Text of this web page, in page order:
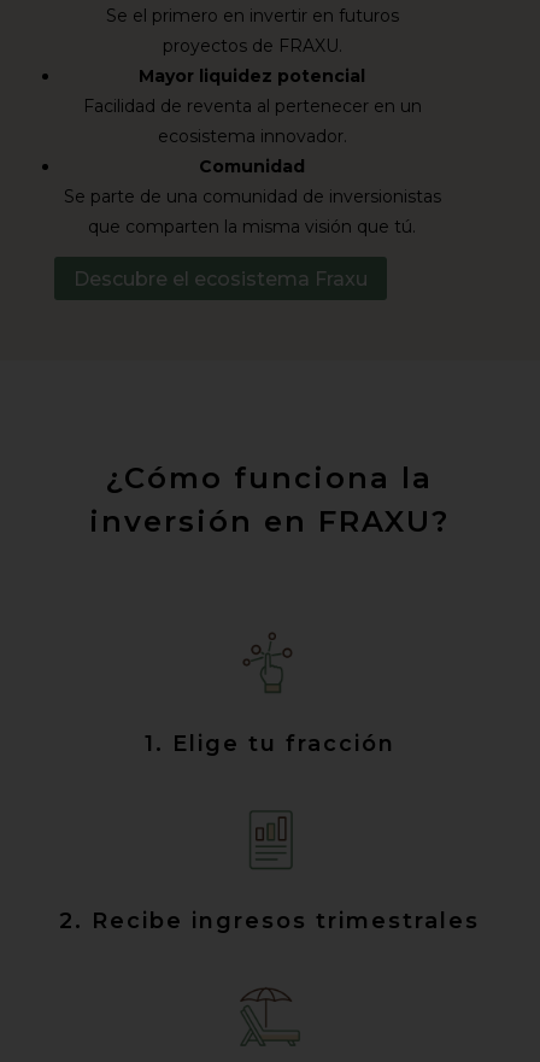
Se el primero en invertir en futuros
proyectos de FRAXU.
Mayor liquidez potencial
Facilidad de reventa al pertenecer en un
ecosistema innovador.
Comunidad
Se parte de una comunidad de inversionistas
que comparten la misma visión que tú.
Descubre el ecosistema Fraxu
¿Cómo funciona la
inversión en FRAXU?
1. Elige tu fracción
2. Recibe ingresos trimestrales